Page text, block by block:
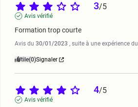
3/5
Avis vérifié
Formation trop courte
Avis du 30/01/2023 , suite à une expérience du
Utile(0)Signaler
4/5
Avis vérifié